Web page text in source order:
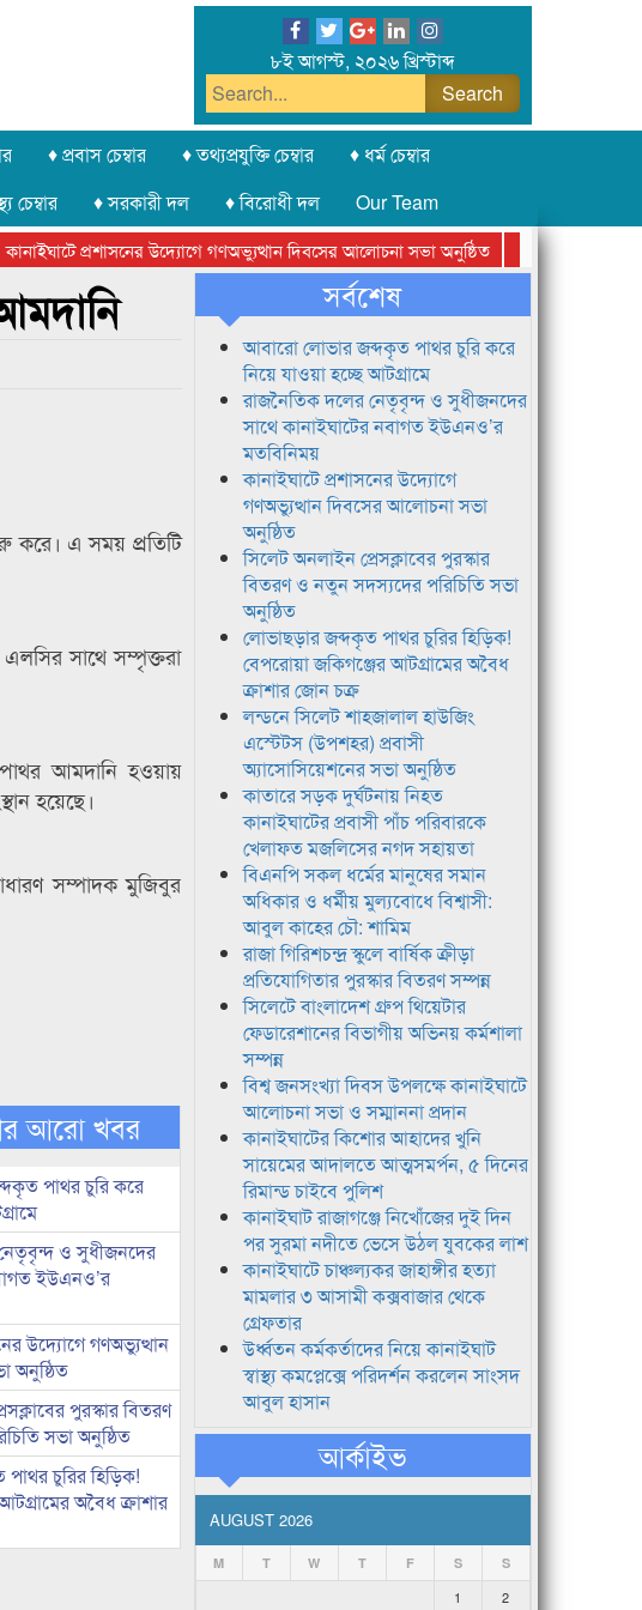
৮ই আগস্ট, ২০২৬ খ্রিস্টাব্দ
♦ প্রবাস চেম্বার ♦ তথ্যপ্রযুক্তি চেম্বার
♦ ধর্ম চেম্বার
চেম্বার ♦ সরকারী দল ♦ বিরোধী দল
Our Team
প্রশাসনের উদ্যোগে গণঅভ্যুত্থান দিবসের আলোচনা সভা অনুষ্ঠিত
সিলেট অনলাইন
করে। এ সময় প্রতিটি
সাথে সম্পৃক্তরা
আমদানি হওয়ায়
হয়েছে।
সম্পাদক মুজিবুর
আরো খবর
পাথর চুরি করে
ও সুধীজনদের
ইউএনও’র
উদ্যোগে গণঅভ্যুত্থান
অনুষ্ঠিত
পুরস্কার বিতরণ
সভা অনুষ্ঠিত
চুরির হিড়িক!
অবৈধ ক্রাশার
সর্বশেষ
আবারো লোভার জব্দকৃত পাথর চুরি করে
নিয়ে যাওয়া হচ্ছে আটগ্রামে
রাজনৈতিক দলের নেতৃবৃন্দ ও সুধীজনদের
সাথে কানাইঘাটের নবাগত ইউএনও’র
মতবিনিময়
কানাইঘাটে প্রশাসনের উদ্যোগে
গণঅভ্যুত্থান দিবসের আলোচনা সভা
অনুষ্ঠিত
সিলেট অনলাইন প্রেসক্লাবের পুরস্কার
বিতরণ ও নতুন সদস্যদের পরিচিতি সভা
অনুষ্ঠিত
লোভাছড়ার জব্দকৃত পাথর চুরির হিড়িক!
বেপরোয়া জকিগঞ্জের আটগ্রামের অবৈধ
ক্রাশার জোন চক্র
লন্ডনে সিলেট শাহজালাল হাউজিং
এস্টেটস (উপশহর) প্রবাসী
অ্যাসোসিয়েশনের সভা অনুষ্ঠিত
কাতারে সড়ক দুর্ঘটনায় নিহত
কানাইঘাটের প্রবাসী পাঁচ পরিবারকে
খেলাফত মজলিসের নগদ সহায়তা
বিএনপি সকল ধর্মের মানুষের সমান
অধিকার ও ধর্মীয় মুল্যবোধে বিশ্বাসী:
আবুল কাহের চৌ: শামিম
রাজা গিরিশচন্দ্র স্কুলে বার্ষিক ক্রীড়া
প্রতিযোগিতার পুরস্কার বিতরণ সম্পন্ন
সিলেটে বাংলাদেশ গ্রুপ থিয়েটার
ফেডারেশানের বিভাগীয় অভিনয় কর্মশালা
সম্পন্ন
বিশ্ব জনসংখ্যা দিবস উপলক্ষে কানাইঘাটে
আলোচনা সভা ও সম্মাননা প্রদান
কানাইঘাটের কিশোর আহাদের খুনি
সায়েমের আদালতে আত্মসমর্পন, ৫ দিনের
রিমান্ড চাইবে পুলিশ
কানাইঘাট রাজাগঞ্জে নিখোঁজের দুই দিন
পর সুরমা নদীতে ভেসে উঠল যুবকের লাশ
কানাইঘাটে চাঞ্চল্যকর জাহাঙ্গীর হত্যা
মামলার ৩ আসামী কক্সবাজার থেকে
গ্রেফতার
উর্ধ্বতন কর্মকর্তাদের নিয়ে কানাইঘাট
স্বাস্থ্য কমপ্লেক্সে পরিদর্শন করলেন সাংসদ
আবুল হাসান
আর্কাইভ
AUGUST 2026
M T W T F S S
1
2